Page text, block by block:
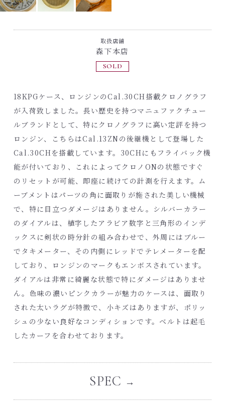
取扱店舗
森下本店
SOLD
18KPGケース、ロンジンのCal.30CH搭載クロノグラフ
が入荷致しました。長い歴史を持つマニュファクチュー
ルブランドとして、特にクロノグラフに高い定評を持つ
ロンジン、こちらはCal.13ZNの後継機として登場した
Cal.30CHを搭載しています。30CHにもフライバック機
能が付いており、これによってクロノONの状態ですぐ
のリセットが可能、即座に続けての計測を行えます。ム
ーブメントはパーツの角に面取りが施された美しい機械
で、特に目立つダメージはありません。シルバーカラー
のダイアルは、植字したアラビア数字と三角形のインデ
ックスに剣状の時分針の組み合わせで、外周にはブルー
でタキメーター、その内側にレッドでテレメーターを配
しており、ロンジンのマークもエンボスされています。
ダイアルは非常に綺麗な状態で特にダメージはありませ
ん。色味の濃いピンクカラーが魅力のケースは、面取り
された太いラグが特徴で、小キズはありますが、ポリッ
シュの少ない良好なコンディションです。ベルトは起毛
したカーフを合わせております。
SPEC